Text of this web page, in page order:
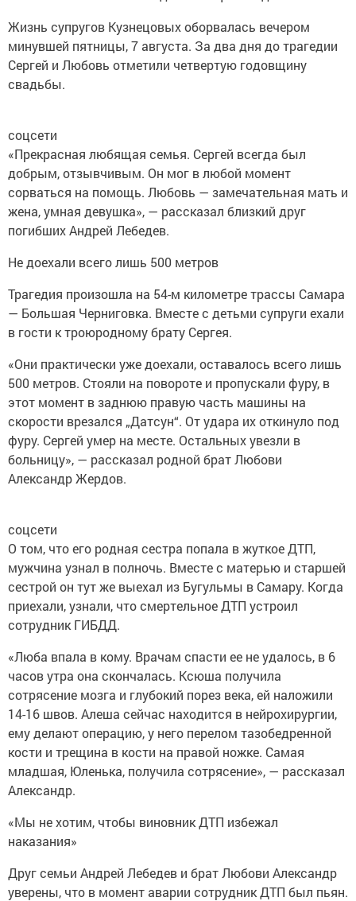
Жизнь супругов Кузнецовых оборвалась вечером
минувшей пятницы, 7 августа. За два дня до трагедии
Сергей и Любовь отметили четвертую годовщину
свадьбы.
соцсети
«Прекрасная любящая семья. Сергей всегда был
добрым, отзывчивым. Он мог в любой момент
сорваться на помощь. Любовь — замечательная мать и
жена, умная девушка», — рассказал близкий друг
погибших Андрей Лебедев.
Не доехали всего лишь 500 метров
Трагедия произошла на 54-м километре трассы Самара
— Большая Черниговка. Вместе с детьми супруги ехали
в гости к троюродному брату Сергея.
«Они практически уже доехали, оставалось всего лишь
500 метров. Стояли на повороте и пропускали фуру, в
этот момент в заднюю правую часть машины на
скорости врезался „Датсун“. От удара их откинуло под
фуру. Сергей умер на месте. Остальных увезли в
больницу», — рассказал родной брат Любови
Александр Жердов.
соцсети
О том, что его родная сестра попала в жуткое ДТП,
мужчина узнал в полночь. Вместе с матерью и старшей
сестрой он тут же выехал из Бугульмы в Самару. Когда
приехали, узнали, что смертельное ДТП устроил
сотрудник ГИБДД.
«Люба впала в кому. Врачам спасти ее не удалось, в 6
часов утра она скончалась. Ксюша получила
сотрясение мозга и глубокий порез века, ей наложили
14-16 швов. Алеша сейчас находится в нейрохирургии,
ему делают операцию, у него перелом тазобедренной
кости и трещина в кости на правой ножке. Самая
младшая, Юленька, получила сотрясение», — рассказал
Александр.
«Мы не хотим, чтобы виновник ДТП избежал
наказания»
Друг семьи Андрей Лебедев и брат Любови Александр
уверены, что в момент аварии сотрудник ДТП был пьян.